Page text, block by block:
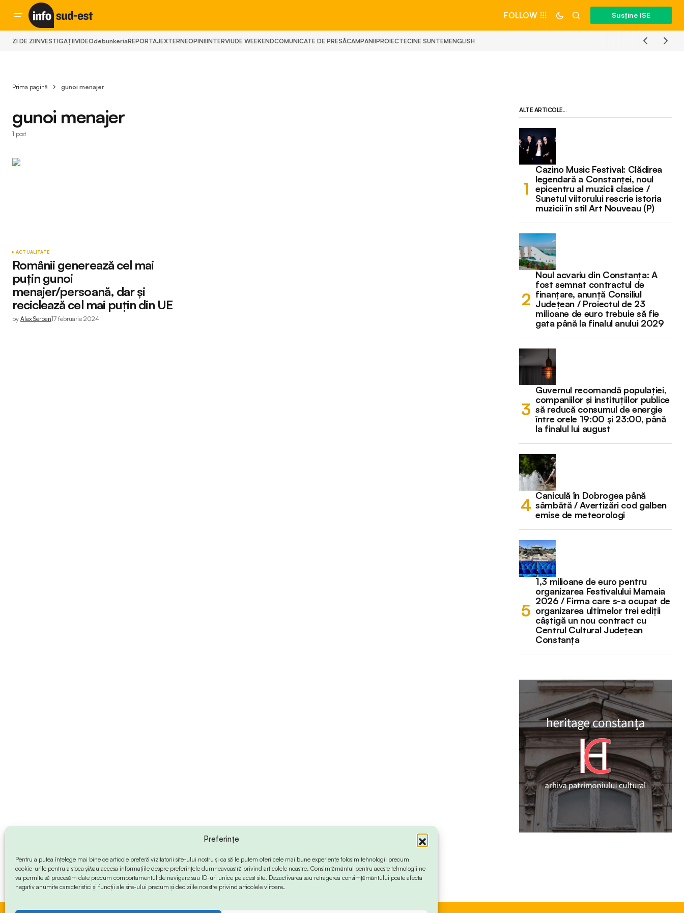
Preferințe
Pentru a putea înțelege mai bine ce articole preferă vizitatorii site-ului nostru și ca să le putem oferi cele mai bune experiențe folosim tehnologii precum
cookie-urile pentru a stoca și/sau accesa informațiile despre preferințele dumneavoastră privind articolele noastre. Consimțământul pentru aceste tehnologii ne
va permite să procesăm date precum comportamentul de navigare sau ID-uri unice pe acest site. Dezactivarea sau retragerea consimțământului poate afecta
negativ anumite caracteristici și funcții ale site-ului precum și deciziile noastre privind articolele viitoare.
FOLLOW Susține ISE
ZI DE ZIINVESTIGAȚIIVIDEOdebunkeriaREPORTAJEXTERNEOPINIIINTERVIUDE WEEKENDCOMUNICATE DE PRESĂCAMPANIIPROIECTECINE SUNTEMENGLISH
Prima pagină gunoi menajer
gunoi menajer
1 post
ACTUALITATE
Românii generează cel mai
puțin gunoi
menajer/persoană, dar și
reciclează cel mai puțin din UE
by Alex Șerban17 februarie 2024
ALTE ARTICOLE...
Cazino Music Festival: Clădirea
legendară a Constanței, noul
epicentru al muzicii clasice /
Sunetul viitorului rescrie istoria
muzicii în stil Art Nouveau (P)
Noul acvariu din Constanța: A
fost semnat contractul de
finanțare, anunță Consiliul
Județean / Proiectul de 23
milioane de euro trebuie să fie
gata până la finalul anului 2029
Guvernul recomandă populației,
companiilor și instituțiilor publice
să reducă consumul de energie
între orele 19:00 și 23:00, până
la finalul lui august
Caniculă în Dobrogea până
sâmbătă / Avertizări cod galben
emise de meteorologi
1,3 milioane de euro pentru
organizarea Festivalului Mamaia
2026 / Firma care s-a ocupat de
organizarea ultimelor trei ediții
câștigă un nou contract cu
Centrul Cultural Județean
Constanța